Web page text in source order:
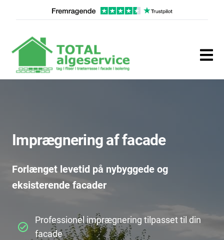
Imprægnering af facade
Forlænget levetid på nybyggede og
eksisterende facader
Professionel imprægnering tilpasset til din
facade